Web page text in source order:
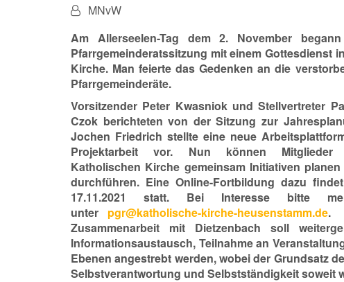
Von:MNvW
Am Allerseelen-Tag dem 2. November
Pfarrgemeinderatssitzung mit einem Gottesdienst
Kirche. Man feierte das Gedenken an die
Pfarrgemeinderäte.
Vorsitzender Peter Kwasniok und Stellvertreter
Czok berichteten von der Sitzung zur
Jochen Friedrich stellte eine neue
Projektarbeit vor. Nun können Mitglieder
Katholischen Kirche gemeinsam Initiativen
durchführen. Eine Online-Fortbildung dazu
17.11.2021 statt. Bei Interesse bitte
unter pgr@katholische-kirche-heusenstamm.de.
Zusammenarbeit mit Dietzenbach soll
Informationsaustausch, Teilnahme an
Ebenen angestrebt werden, wobei der Grundsatz
Selbstverantwortung und Selbstständigkeit soweit